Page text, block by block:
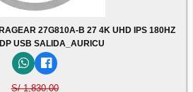
27G810A-B 27 4K UHD IPS 180HZ
USB SALIDA_AURICU
S/ 1,830.00